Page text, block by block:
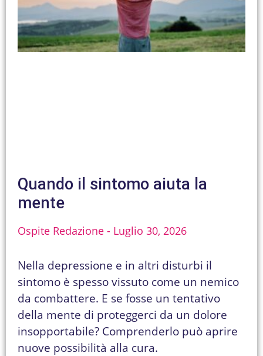
Quando il sintomo aiuta la
mente
Ospite Redazione Luglio 30, 2026
Nella depressione e in altri disturbi il
sintomo è spesso vissuto come un nemico
da combattere. E se fosse un tentativo
della mente di proteggerci da un dolore
insopportabile? Comprenderlo può aprire
nuove possibilità alla cura.